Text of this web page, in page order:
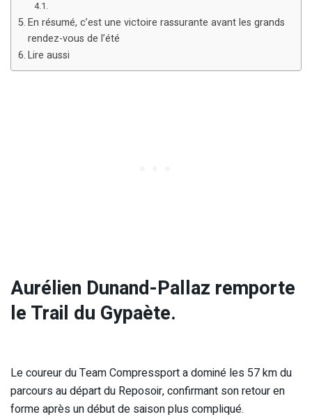
En résumé, c’est une victoire rassurante avant les grands
rendez-vous de l’été
Lire aussi
Aurélien Dunand-Pallaz remporte
le Trail du Gypaète.
Le coureur du Team Compressport a dominé les 57 km du
parcours au départ du Reposoir, confirmant son retour en
forme après un début de saison plus compliqué.